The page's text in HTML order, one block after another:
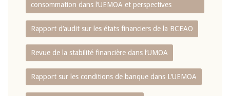
consommation dans l‘UEMOA et perspectives
Rapport d‘audit sur les états financiers de la BCEAO
Revue de la stabilité financière dans l‘UMOA
Rapport sur les conditions de banque dans L‘UEMOA